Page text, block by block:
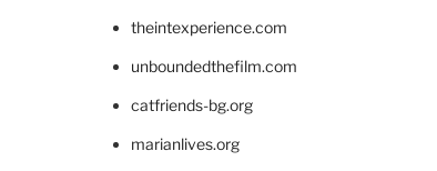
theintexperience.com
unboundedthefilm.com
catfriends-bg.org
marianlives.org